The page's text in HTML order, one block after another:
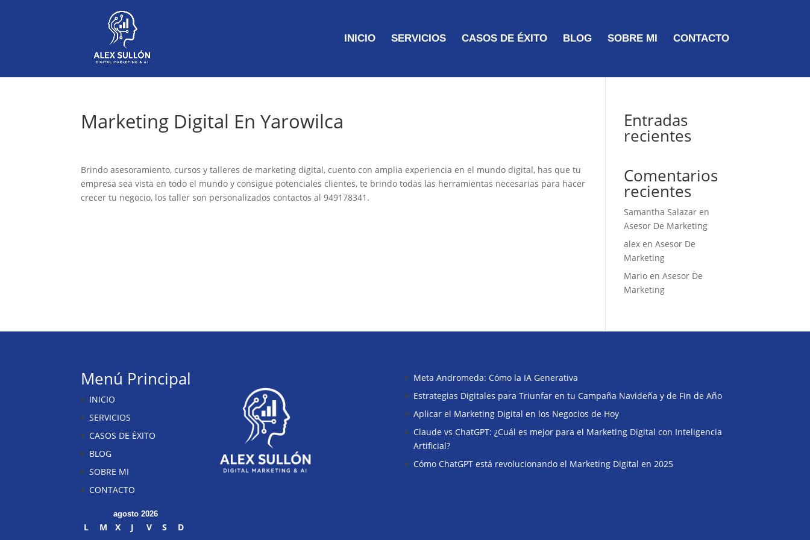
INICIO SERVICIOS CASOS DE ÉXITO BLOG SOBRE MI CONTACTO
Marketing Digital En Yarowilca
Brindo asesoramiento, cursos y talleres de marketing digital, cuento con amplia experiencia en el mundo digital, has que tu
empresa sea vista en todo el mundo y consigue potenciales clientes, te brindo todas las herramientas necesarias para hacer
crecer tu negocio, los taller son personalizados contactos al 949178341.
Entradas
recientes
Comentarios
recientes
Samantha Salazar en
Asesor De Marketing
alex enAsesor De
Marketing
Mario enAsesor De
Marketing
Menú Principal
INICIO
SERVICIOS
CASOS DE ÉXITO
BLOG
SOBRE MI
CONTACTO
agosto 2026
L M X J V S
D
Meta Andromeda: Cómo la IA Generativa
Estrategias Digitales para Triunfar en tu Campaña Navideña y de Fin de Año
Aplicar el Marketing Digital en los Negocios de Hoy
Claude vs ChatGPT: ¿Cuál es mejor para el Marketing Digital con Inteligencia
Artificial?
Cómo ChatGPT está revolucionando el Marketing Digital en 2025